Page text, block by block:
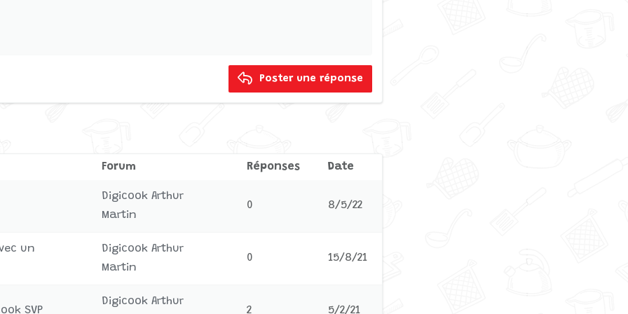
1
Poster une réponse
Forum Réponses Date
Digicook Arthur
Martin
0 8/5/22
un
Digicook Arthur
Martin
0 15/8/21
SVP
Digicook Arthur
2
5/2/21